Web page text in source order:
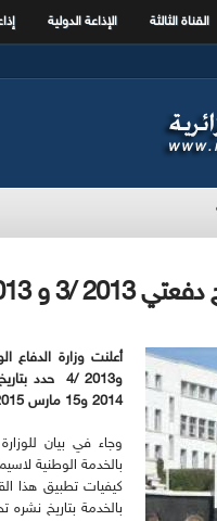
القناة الثالثة الإذاعة الدولية
2013 /4 اليوم
2014 و15 مارس 2015.
وجاء في بيان
كيفيات تطبيق هذا
بالخدمة بتاريخ